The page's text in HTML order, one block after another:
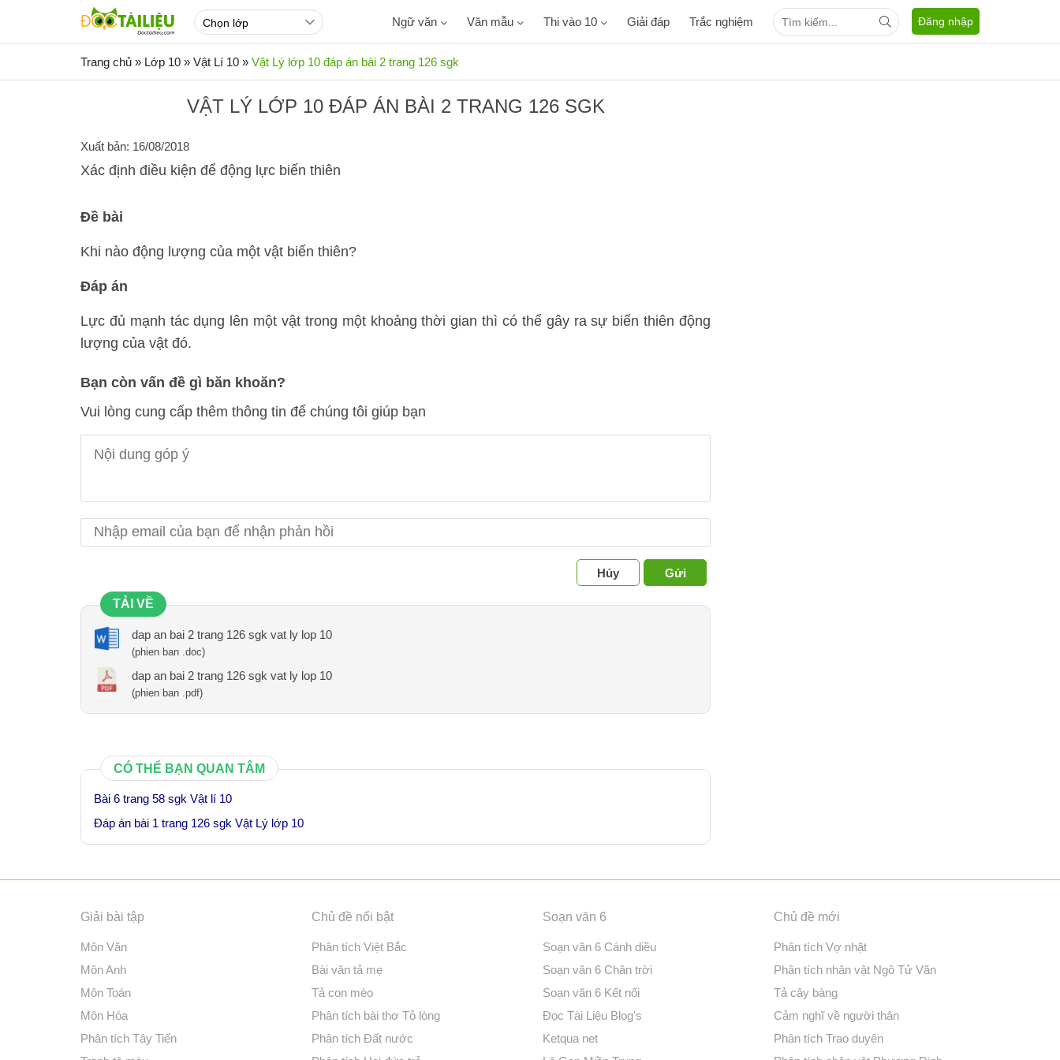
Ngữ văn Văn mẫu Thi vào 10 Giải đáp Trắc nghiệm Đăng nhập
Trang chủ » Lớp 10 » Vật Lí 10 » Vật Lý lớp 10 đáp án bài 2 trang 126 sgk
VẬT LÝ LỚP 10 ĐÁP ÁN BÀI 2 TRANG 126 SGK
Xuất bản: 16/08/2018
Xác định điều kiện để động lực biến thiên
Đề bài
Khi nào động lượng của một vật biến thiên?
Đáp án
Lực đủ mạnh tác dụng lên một vật trong một khoảng thời gian thì có thể gây ra sự biến thiên động
lượng của vật đó.
Bạn còn vấn đề gì băn khoăn?
Vui lòng cung cấp thêm thông tin để chúng tôi giúp bạn
Hủy Gửi
TẢI VỀ
dap an bai 2 trang 126 sgk vat ly lop 10
(phien ban .doc)
dap an bai 2 trang 126 sgk vat ly lop 10
(phien ban .pdf)
CÓ THỂ BẠN QUAN TÂM
Bài 6 trang 58 sgk Vật lí 10
Đáp án bài 1 trang 126 sgk Vật Lý lớp 10
Giải bài tập
Môn Văn
Môn Anh
Môn Toán
Môn Hóa
Phân tích Tây Tiến
Chủ đề nổi bật
Phân tích Việt Bắc
Bài văn tả mẹ
Tả con mèo
Phân tích bài thơ Tỏ lòng
Phân tích Đất nước
Soạn văn 6
Soạn văn 6 Cánh diều
Soạn văn 6 Chân trời
Soạn văn 6 Kết nối
Đọc Tài Liệu Blog's
Ketqua net
Chủ đề mới
Phân tích Vợ nhặt
Phân tích nhân vật Ngô Tử Văn
Tả cây bàng
Cảm nghĩ về người thân
Phân tích Trao duyên